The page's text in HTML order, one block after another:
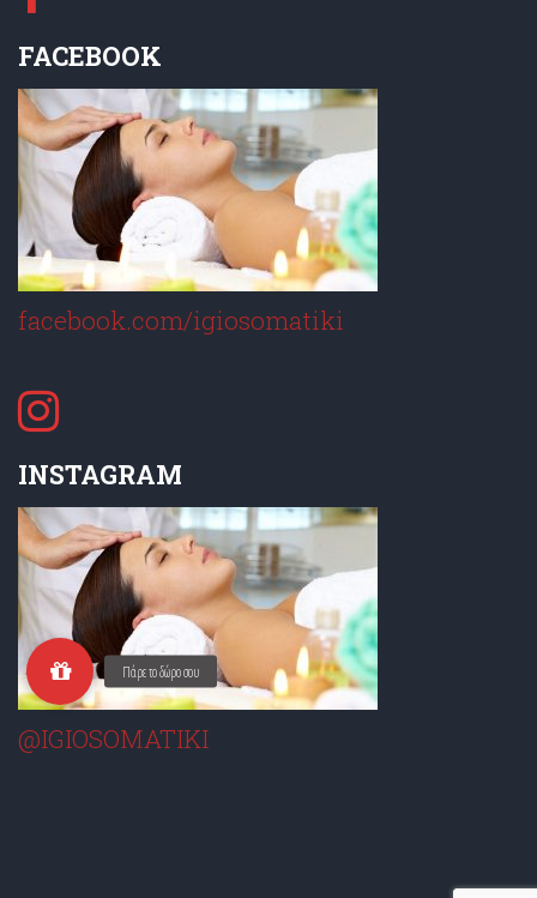
FACEBOOK
facebook.com/igiosomatiki
INSTAGRAM
@IGIOSOMATIKI